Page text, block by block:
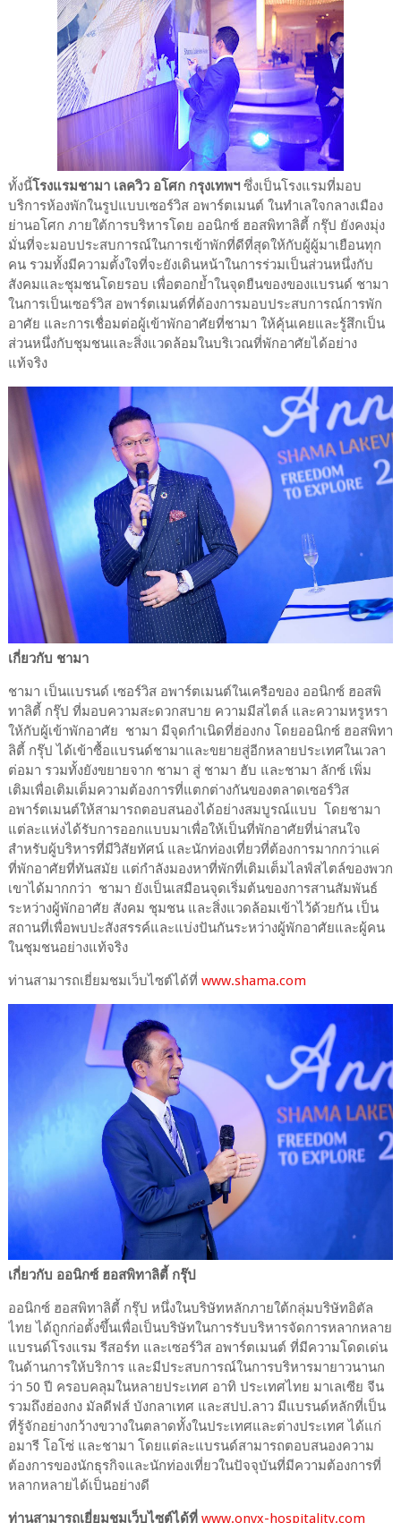
ทั้งนี้โรงแรมชามา เลควิว อโศก กรุงเทพฯ ซึ่งเป็นโรงแรมที่มอบ
บริการห้องพักในรูปแบบเซอร์วิส อพาร์ตเมนต์ ในทำเลใจกลางเมือง
ย่านอโศก ภายใต้การบริหารโดย ออนิกซ์ ฮอสพิทาลิตี้ กรุ๊ป ยังคงมุ่ง
มั่นที่จะมอบประสบการณ์ในการเข้าพักที่ดีที่สุดให้กับผู้ผู้มาเยือนทุก
คน รวมทั้งมีความตั้งใจที่จะยังเดินหน้าในการร่วมเป็นส่วนหนึ่งกับ
สังคมและชุมชนโดยรอบ เพื่อตอกย้ำในจุดยืนของของแบรนด์ ชามา
ในการเป็นเซอร์วิส อพาร์ตเมนต์ที่ต้องการมอบประสบการณ์การพัก
อาศัย และการเชื่อมต่อผู้เข้าพักอาศัยที่ชามา ให้คุ้นเคยและรู้สึกเป็น
ส่วนหนึ่งกับชุมชนและสิ่งแวดล้อมในบริเวณที่พักอาศัยได้อย่าง
แท้จริง
เกี่ยวกับ ชามา
ชามา เป็นแบรนด์ เซอร์วิส อพาร์ตเมนต์ในเครือของ ออนิกซ์ ฮอสพิ
ทาลิตี้ กรุ๊ป ที่มอบความสะดวกสบาย ความมีสไตล์ และความหรูหรา
ให้กับผู้เข้าพักอาศัย ชามา มีจุดกำเนิดที่ฮ่องกง โดยออนิกซ์ ฮอสพิทา
ลิตี้ กรุ๊ป ได้เข้าซื้อแบรนด์ชามาและขยายสู่อีกหลายประเทศในเวลา
ต่อมา รวมทั้งยังขยายจาก ชามา สู่ ชามา ฮับ และชามา ลักซ์ เพิ่ม
เติมเพื่อเติมเต็มความต้องการที่แตกต่างกันของตลาดเซอร์วิส
อพาร์ตเมนต์ให้สามารถตอบสนองได้อย่างสมบูรณ์แบบ โดยชามา
แต่ละแห่งได้รับการออกแบบมาเพื่อให้เป็นที่พักอาศัยที่น่าสนใจ
สำหรับผู้บริหารที่มีวิสัยทัศน์ และนักท่องเที่ยวที่ต้องการมากกว่าแค่
ที่พักอาศัยที่ทันสมัย แต่กำลังมองหาที่พักที่เติมเต็มไลฟ์สไตล์ของพวก
เขาได้มากกว่า ชามา ยังเป็นเสมือนจุดเริ่มต้นของการสานสัมพันธ์
ระหว่างผู้พักอาศัย สังคม ชุมชน และสิ่งแวดล้อมเข้าไว้ด้วยกัน เป็น
สถานที่เพื่อพบปะสังสรรค์และแบ่งปันกันระหว่างผู้พักอาศัยและผู้คน
ในชุมชนอย่างแท้จริง
ท่านสามารถเยี่ยมชมเว็บไซต์ได้ที่ www.shama.com
เกี่ยวกับ ออนิกซ์ ฮอสพิทาลิตี้ กรุ๊ป
ออนิกซ์ ฮอสพิทาลิตี้ กรุ๊ป หนึ่งในบริษัทหลักภายใต้กลุ่มบริษัทอิตัล
ไทย ได้ถูกก่อตั้งขึ้นเพื่อเป็นบริษัทในการรับบริหารจัดการหลากหลาย
แบรนด์โรงแรม รีสอร์ท และเซอร์วิส อพาร์ตเมนต์ ที่มีความโดดเด่น
ในด้านการให้บริการ และมีประสบการณ์ในการบริหารมายาวนานก
ว่า 50 ปี ครอบคลุมในหลายประเทศ อาทิ ประเทศไทย มาเลเซีย จีน
รวมถึงฮ่องกง มัลดีฟส์ บังกลาเทศ และสปป.ลาว มีแบรนด์หลักที่เป็น
ที่รู้จักอย่างกว้างขวางในตลาดทั้งในประเทศและต่างประเทศ ได้แก่
อมารี โอโซ่ และชามา โดยแต่ละแบรนด์สามารถตอบสนองความ
ต้องการของนักธุรกิจและนักท่องเที่ยวในปัจจุบันที่มีความต้องการที่
หลากหลายได้เป็นอย่างดี
ท่านสามารถเยี่ยมชมเว็บไซต์ได้ที่ www.onyx-hospitality.com